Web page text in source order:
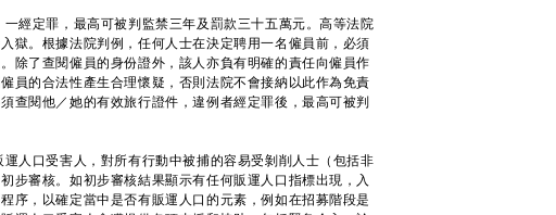
定罪，最高可被判監禁三年及罰款三十五萬元。高等法院
獄。根據法院判例，任何人士在決定聘用一名僱員前，必須
除了查閱僱員的身份證外，該人亦負有明確的責任向僱員作
員的合法性產生合理懷疑，否則法院不會接納以此作為免責
查閱他／她的有效旅行證件，違例者經定罪後，最高可被判
口受害人，對所有行動中被捕的容易受剝削人士（包括非
步審核。如初步審核結果顯示有任何販運人口指標出現，入
序，以確定當中是否有販運人口的元素，例如在招募階段是